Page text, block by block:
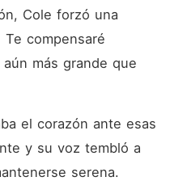
Cole forzó una
compensaré
más grande que
el corazón ante esas
y su voz tembló a
serena.